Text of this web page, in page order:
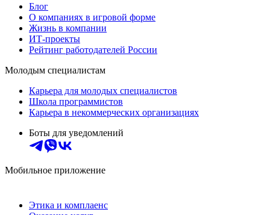
Блог
О компаниях в игровой форме
Жизнь в компании
ИТ-проекты
Рейтинг работодателей России
Молодым специалистам
Карьера для молодых специалистов
Школа программистов
Карьера в некоммерческих организациях
Боты для уведомлений
Мобильное приложение
Этика и комплаенс